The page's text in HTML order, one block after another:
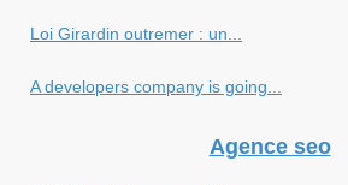
Loi Girardin outremer : un...
A developers company is going...
Agence seo